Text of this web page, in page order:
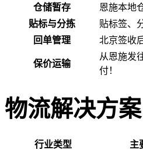
仓储暂存
恩施本地
贴标与分拣
贴标签、
回单管理
北京签收
保价运输
从恩施发
付！
物流解决方案
行业类型
主